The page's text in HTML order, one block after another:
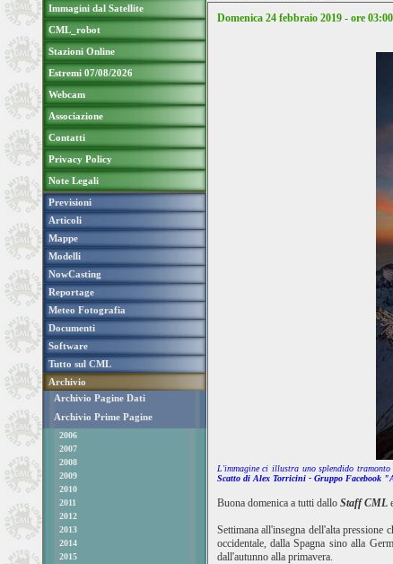
Immagini dal Satellite
CML_robot
Stazioni Online
Estremi 07/08/2026
Webcam
Associazione
Contatti
Privacy Policy
Note Legali
Previsioni
Articoli
Mappe
Modelli
NowCasting
Reportage
Meteo Fotografia
Documenti
Software
Tutto sul CML
Archivio
Archivio Pagine Dati
Archivio Prime Pagine
2006
2007
2008
2009
2010
2011
2012
2013
2014
2015
Domenica 24 febbraio 2019 - ore 03:00
L'immagine ci illustra uno splendido
Scatto di Alex Torricini - Gruppo Facebook
Buona domenica a tutti dallo Staff CML
Settimana all'insegna dell'alta
occidentale, dalla Spagna sino alla
dall'autunno alla primavera.